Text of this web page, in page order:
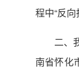
程中“反
二、
南省怀化